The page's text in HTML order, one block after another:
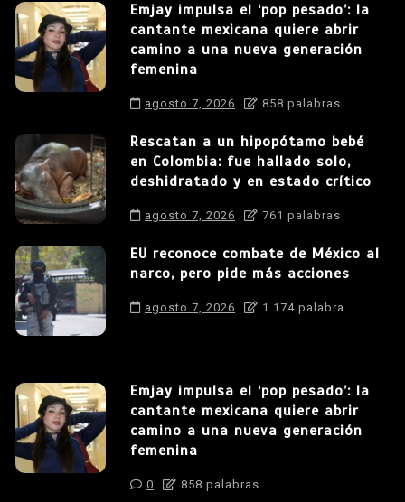
Emjay impulsa el ‘pop pesado’: la
cantante mexicana quiere abrir
camino a una nueva generación
femenina
agosto 7, 2026 858 palabras
Rescatan a un hipopótamo bebé
en Colombia: fue hallado solo,
deshidratado y en estado crítico
agosto 7, 2026 761 palabras
EU reconoce combate de México al
narco, pero pide más acciones
agosto 7, 2026 1.174 palabra
Emjay impulsa el ‘pop pesado’: la
cantante mexicana quiere abrir
camino a una nueva generación
femenina
0 858 palabras